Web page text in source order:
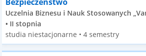
Uczelnia Biznesu i Nauk Stosowanych
• II stopnia
studia niestacjonarne • 4 semestry